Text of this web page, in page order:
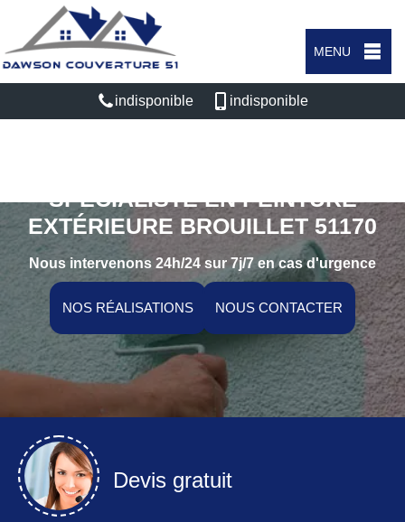
MENU
indisponible indisponible
SPÉCIALISTE EN PEINTURE
EXTÉRIEURE BROUILLET 51170
Nous intervenons 24h/24 sur 7j/7 en cas d'urgence
NOS RÉALISATIONS NOUS CONTACTER
Devis gratuit